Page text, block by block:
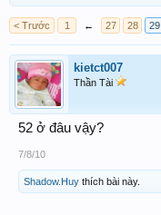
< Trước 1 ← 27 28 29
kietct007
Thần Tài
52 ở đâu vậy?
7/8/10
Shadow.Huy thích bài này.